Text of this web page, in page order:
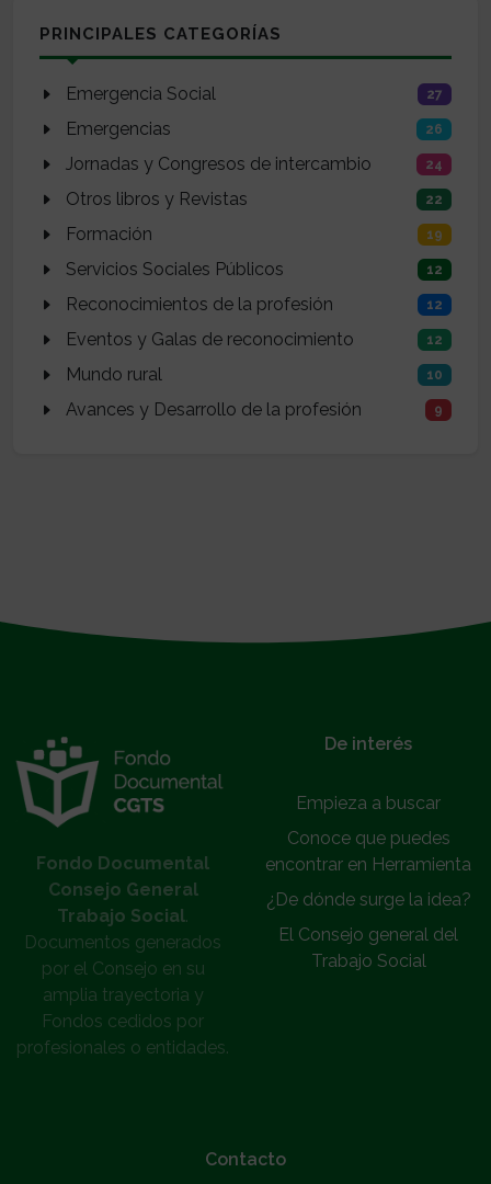
PRINCIPALES CATEGORÍAS
Emergencia Social 27
Emergencias 26
Jornadas y Congresos de intercambio 24
Otros libros y Revistas 22
Formación 19
Servicios Sociales Públicos 12
Reconocimientos de la profesión 12
Eventos y Galas de reconocimiento 12
Mundo rural 10
Avances y Desarrollo de la profesión 9
Fondo Documental
Consejo General
Trabajo Social.
Documentos generados
por el Consejo en su
amplia trayectoria y
Fondos cedidos por
profesionales o entidades.
De interés
Empieza a buscar
Conoce que puedes
encontrar en Herramienta
¿De dónde surge la idea?
El Consejo general del
Trabajo Social
Contacto